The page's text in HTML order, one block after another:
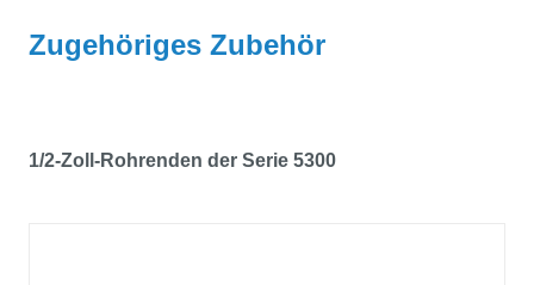
Zugehöriges Zubehör
1/2-Zoll-Rohrenden der Serie 5300